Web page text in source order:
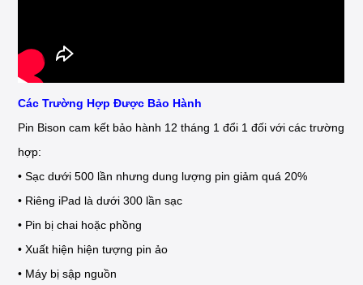
Các Trường Hợp Được Bảo Hành
Pin Bison cam kết bảo hành 12 tháng 1 đổi 1 đối với các trường
hợp:
• Sạc dưới 500 lần nhưng dung lượng pin giảm quá 20%
• Riêng iPad là dưới 300 lần sạc
• Pin bị chai hoặc phồng
• Xuất hiện hiện tượng pin ảo
• Máy bị sập nguồn